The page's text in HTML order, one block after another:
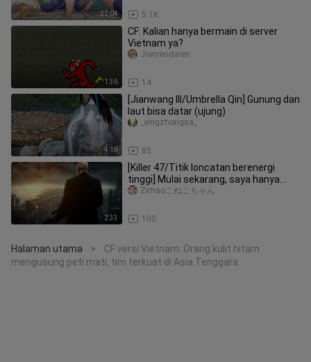
22:04 5.1K
1:36
CF: Kalian hanya bermain di server
Vietnam ya?
14
Jianrendaren
4:18
[Jianwang III/Umbrella Qin] Gunung dan
laut bisa datar (ujung)
85
_yingzhongsa_
2:33
[Killer 47/Titik loncatan berenergi
tinggi] Mulai sekarang, saya hanya
akan mengejar keadilan saya s
100
Zimaoこねこちゃん
Halaman utama >
CF versi Vietnam: Orang kulit hitam
mengusung peti mati, tim terkuat di Asia Tenggara